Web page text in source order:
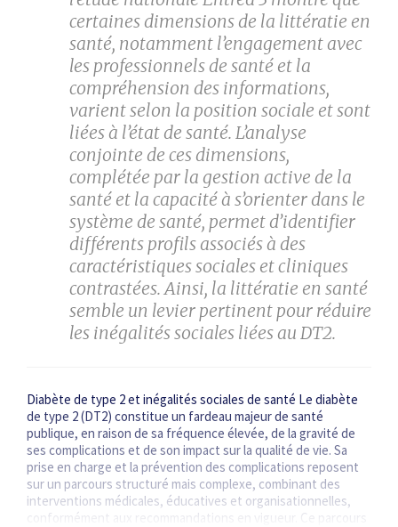
certaines dimensions de la littératie en
santé, notamment l’engagement avec
les professionnels de santé et la
compréhension des informations,
varient selon la position sociale et sont
liées à l’état de santé. L’analyse
conjointe de ces dimensions,
complétée par la gestion active de la
santé et la capacité à s’orienter dans le
système de santé, permet d’identifier
différents profils associés à des
caractéristiques sociales et cliniques
contrastées. Ainsi, la littératie en santé
semble un levier pertinent pour réduire
les inégalités sociales liées au DT2.
Diabète de type 2 et inégalités sociales de santé Le diabète
de type 2 (DT2) constitue un fardeau majeur de santé
publique, en raison de sa fréquence élevée, de la gravité de
ses complications et de son impact sur la qualité de vie. Sa
prise en charge et la prévention des complications reposent
sur un parcours structuré mais complexe, combinant des
interventions médicales, éducatives et organisationnelles,
conformément aux recommandations en vigueur. Ce parcours